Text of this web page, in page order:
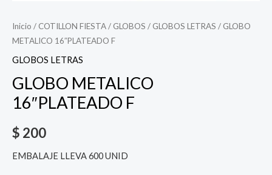
Inicio / COTILLON FIESTA/ GLOBOS / GLOBOS LETRAS / GLOBO
METALICO 16″PLATEADO F
GLOBOS LETRAS
GLOBO METALICO
16″PLATEADO F
$ 200
EMBALAJE LLEVA 600 UNID